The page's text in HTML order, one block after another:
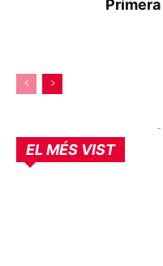
-
EL MÉS VIST